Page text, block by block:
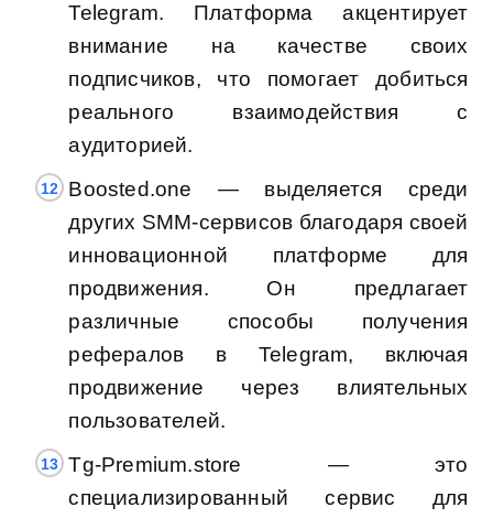
Telegram. Платформа акцентирует
внимание на качестве своих
подписчиков, что помогает добиться
реального взаимодействия с
аудиторией.
Boosted.one — выделяется среди
других SMM-сервисов благодаря своей
инновационной платформе для
продвижения. Он предлагает
различные способы получения
рефералов в Telegram, включая
продвижение через влиятельных
пользователей.
Tg-Premium.store — это
специализированный сервис для